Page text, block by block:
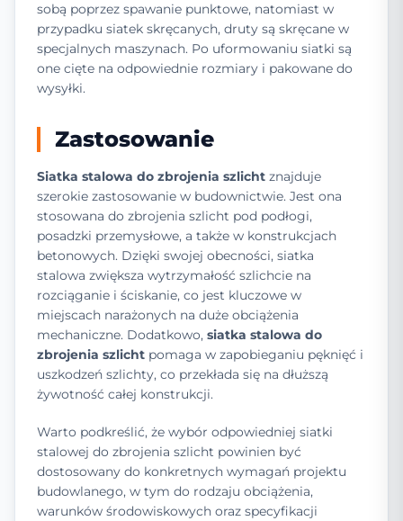
sobą poprzez spawanie punktowe, natomiast w
przypadku siatek skręcanych, druty są skręcane w
specjalnych maszynach. Po uformowaniu siatki są
one cięte na odpowiednie rozmiary i pakowane do
wysyłki.
Zastosowanie
Siatka stalowa do zbrojenia szlicht znajduje
szerokie zastosowanie w budownictwie. Jest ona
stosowana do zbrojenia szlicht pod podłogi,
posadzki przemysłowe, a także w konstrukcjach
betonowych. Dzięki swojej obecności, siatka
stalowa zwiększa wytrzymałość szlichcie na
rozciąganie i ściskanie, co jest kluczowe w
miejscach narażonych na duże obciążenia
mechaniczne. Dodatkowo, siatka stalowa do
zbrojenia szlicht pomaga w zapobieganiu pęknięć i
uszkodzeń szlichty, co przekłada się na dłuższą
żywotność całej konstrukcji.
Warto podkreślić, że wybór odpowiedniej siatki
stalowej do zbrojenia szlicht powinien być
dostosowany do konkretnych wymagań projektu
budowlanego, w tym do rodzaju obciążenia,
warunków środowiskowych oraz specyfikacji